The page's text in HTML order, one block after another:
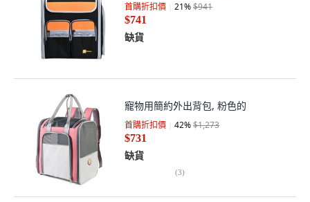
首購折扣價 21%$941
$741
缺貨
寵物用簡約外出背包, 粉色的
首購折扣價 42%$1,273
$731
缺貨
(3)